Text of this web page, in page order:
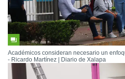
Académicos consideran necesario un
- Ricardo Martínez | Diario de Xalapa